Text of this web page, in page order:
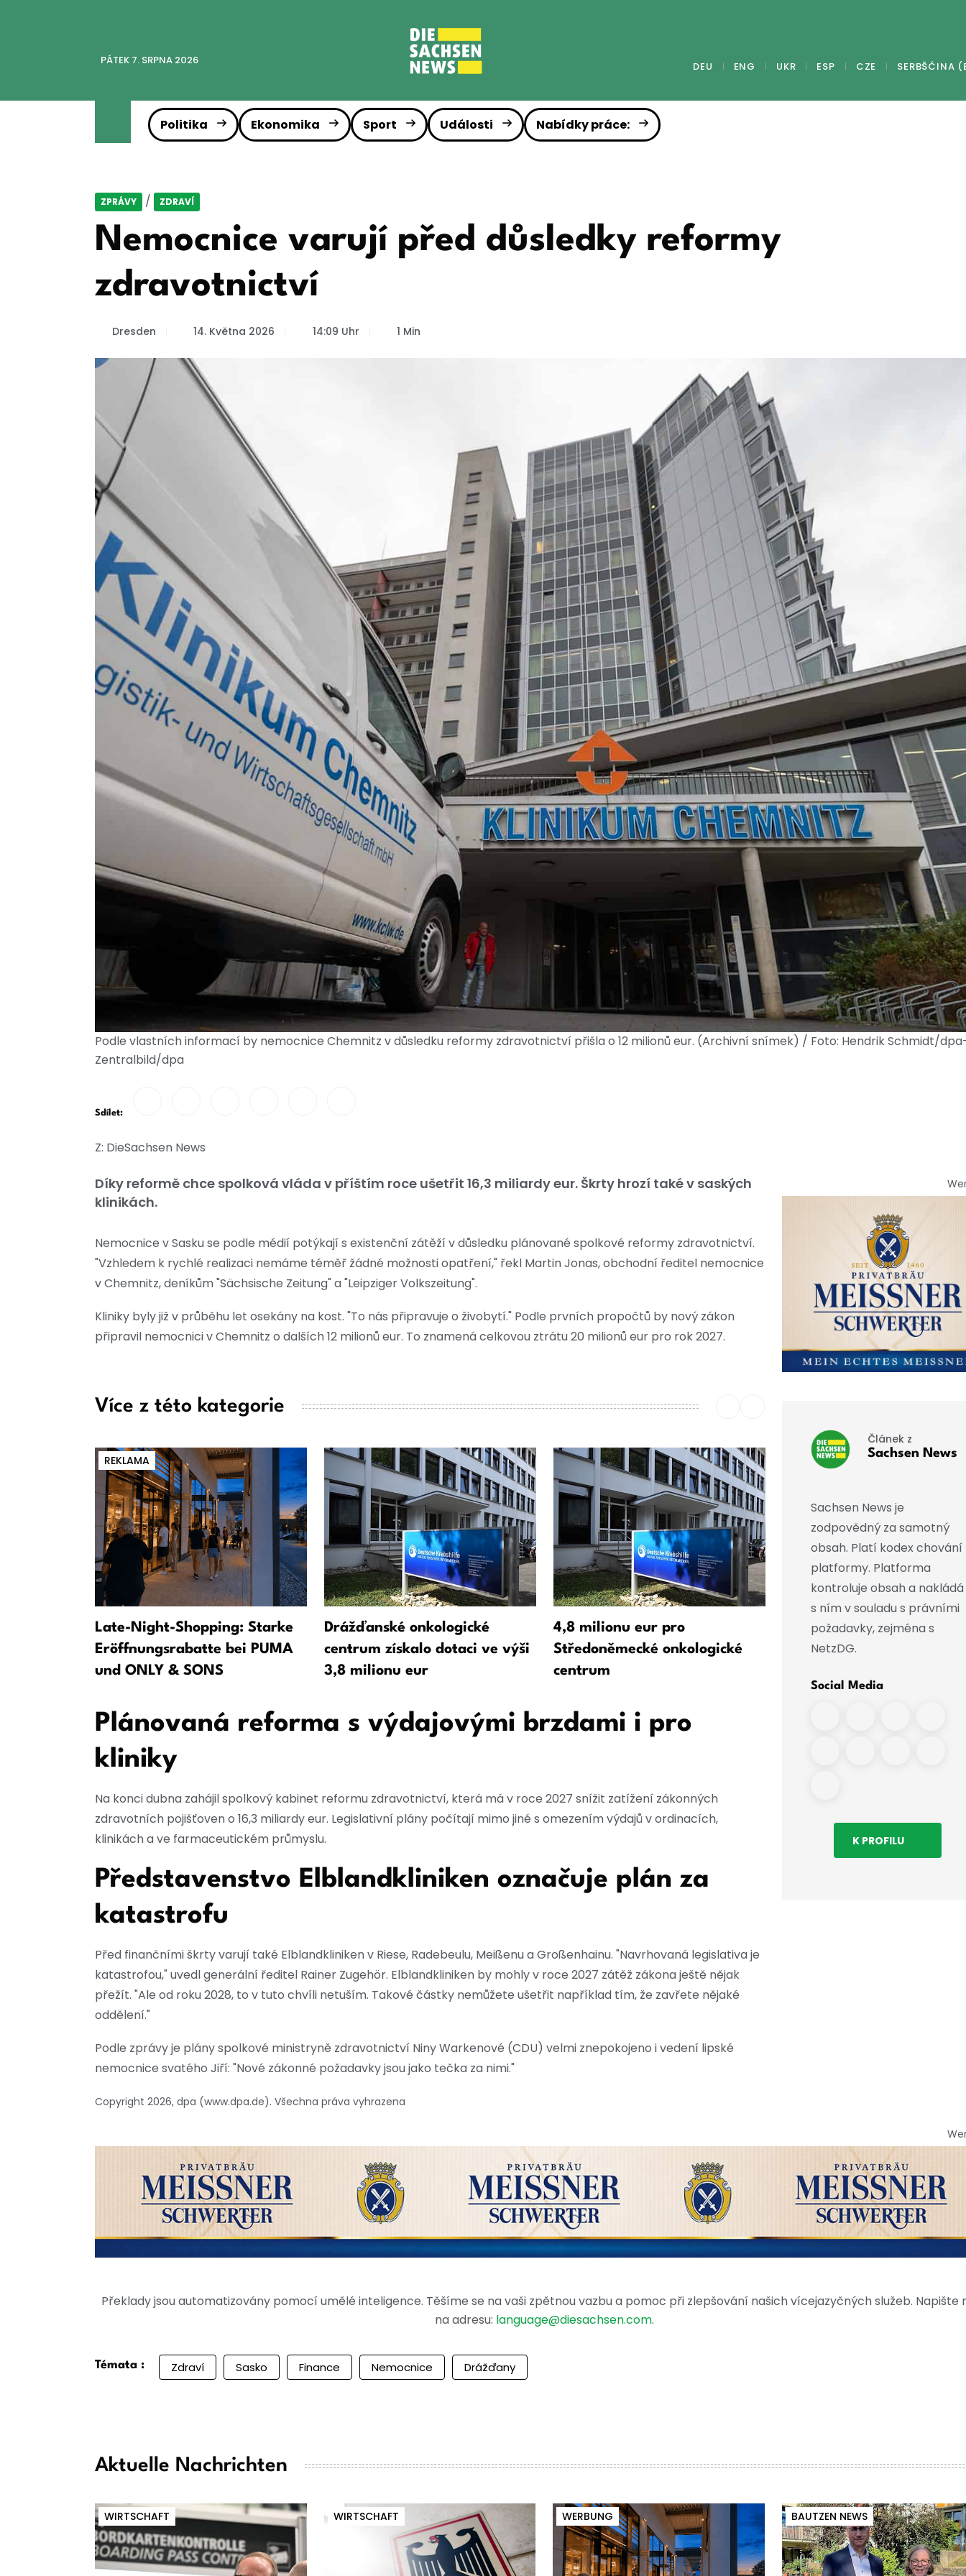
PÁTEK 7. SRPNA 2026 DEU ENG UKR ESP CZE SERBŠĆINA
Politika Ekonomika Sport Události Nabídky práce:
ZPRÁVY / ZDRAVÍ
Nemocnice varují před důsledky reformy
zdravotnictví
Dresden 14. Května 2026 14:09 Uhr 1 Min
Podle vlastních informací by nemocnice Chemnitz v důsledku reformy zdravotnictví přišla o 12 milionů eur. (Archivní snímek) / Foto: Hendrik Schmidt/
Zentralbild/dpa
Sdílet:
Z: DieSachsen News
Díky reformě chce spolková vláda v příštím roce ušetřit 16,3 miliardy eur. Škrty hrozí také v saských
klinikách.
Nemocnice v Sasku se podle médií potýkají s existenční zátěží v důsledku plánované spolkové reformy zdravotnictví.
"Vzhledem k rychlé realizaci nemáme téměř žádné možnosti opatření," řekl Martin Jonas, obchodní ředitel nemocnice
v Chemnitz, deníkům "Sächsische Zeitung" a "Leipziger Volkszeitung".
Kliniky byly již v průběhu let osekány na kost. "To nás připravuje o živobytí." Podle prvních propočtů by nový zákon
připravil nemocnici v Chemnitz o dalších 12 milionů eur. To znamená celkovou ztrátu 20 milionů eur pro rok 2027.
Více z této kategorie
REKLAMA
Late-Night-Shopping: Starke
Eröffnungsrabatte bei PUMA
und ONLY & SONS
Drážďanské onkologické
centrum získalo dotaci ve výši
3,8 milionu eur
4,8 milionu eur pro
Středoněmecké onkologické
centrum
Digitalizace v nemocnicích
postupuje vpřed
Plánovaná reforma s výdajovými brzdami i pro
kliniky
Na konci dubna zahájil spolkový kabinet reformu zdravotnictví, která má v roce 2027 snížit zatížení zákonných
zdravotních pojišťoven o 16,3 miliardy eur. Legislativní plány počítají mimo jiné s omezením výdajů v ordinacích,
klinikách a ve farmaceutickém průmyslu.
Představenstvo Elblandkliniken označuje plán za
katastrofu
Před finančními škrty varují také Elblandkliniken v Riese, Radebeulu, Meißenu a Großenhainu. "Navrhovaná legislativa je
katastrofou," uvedl generální ředitel Rainer Zugehör. Elblandkliniken by mohly v roce 2027 zátěž zákona ještě nějak
přežít. "Ale od roku 2028, to v tuto chvíli netuším. Takové částky nemůžete ušetřit například tím, že zavřete nějaké
oddělení."
Podle zprávy je plány spolkové ministryně zdravotnictví Niny Warkenové (CDU) velmi znepokojeno i vedení lipské
nemocnice svatého Jiří: "Nové zákonné požadavky jsou jako tečka za nimi."
Copyright 2026, dpa (www.dpa.de). Všechna práva vyhrazena
Článek z
Sachsen News
Sachsen News je
zodpovědný za samotný
obsah. Platí kodex chování
platformy. Platforma
kontroluje obsah a nakládá
s ním v souladu s právními
požadavky, zejména s
NetzDG.
Social Media
K PROFILU
Překlady jsou automatizovány pomocí umělé inteligence. Těšíme se na vaši zpětnou vazbu a pomoc při zlepšování našich vícejazyčných služeb. Napište
na adresu: language@diesachsen.com.
Témata : Zdraví Sasko Finance Nemocnice Drážďany
Aktuelle Nachrichten
WIRTSCHAFT WIRTSCHAFT WERBUNG BAUTZEN NEWS